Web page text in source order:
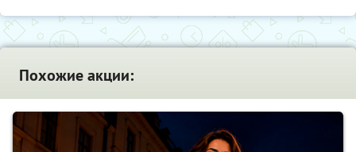
Похожие акции: